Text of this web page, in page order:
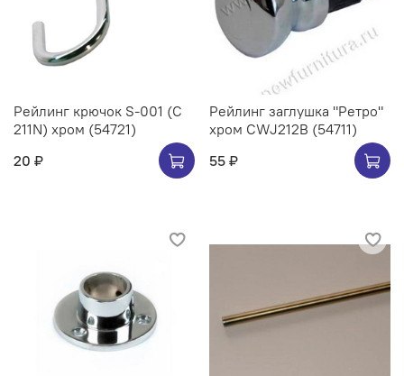
Рейлинг крючок S-001 (C
211N) хром (54721)
20 ₽
Рейлинг заглушка "Ретро"
хром CWJ212B (54711)
55 ₽